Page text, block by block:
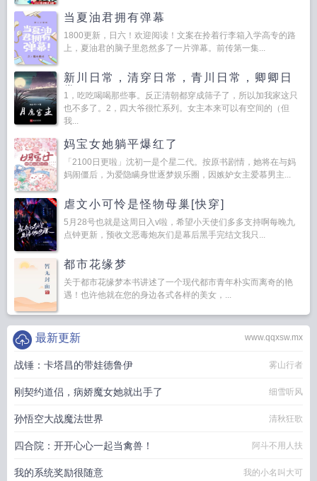
当夏油君拥有弹幕
1800更新，日六！欢迎阅读！文案在拎着行李箱入学高专的路
上，夏油君的脑子里忽然多了一片弹幕。前传第一集...
新川日常，清穿日常，青川日常，卿卿日
常
1，吃吃喝喝那些事。反正清朝都穿成筛子了，所以加我家这只
也不多了。2，四大爷很忙系列。女主本来可以有空间的（但
我...
妈宝女她躺平爆红了
「2100日更啦」沈初一是个星二代。按原书剧情，她将在与妈
妈闹僵后，为爱隐瞒身世逐梦娱乐圈，因嫉妒女主爱慕男主...
虐文小可怜是怪物母巢[快穿]
5月28号也就是这周日入v啦，希望小天使们多多支持啊每晚九
点钟更新，预收文恶毒炮灰们是幕后黑手完结文我只...
都市花缘梦
关于都市花缘梦本书讲述了一个现代都市青年朴实而离奇的艳
遇！也许他就在您的身边各式各样的美女，...
www.qqxsw.mx
最新更新
战锤：卡塔昌的带娃德鲁伊 雾山行者
刚契约道侣，病娇魔女她就出手了 细雪听风
孙悟空大战魔法世界 清秋狂歌
四合院：开开心心一起当禽兽！ 阿斗不用人扶
我的系统奖励很随意 我的小名叫大可